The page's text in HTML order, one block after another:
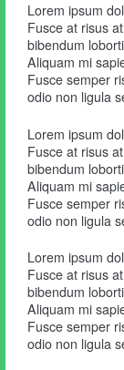
Lorem ipsum
Fusce at risus
bibendum
Aliquam mi
Fusce semper
odio non ligula
Lorem ipsum
Fusce at risus
bibendum
Aliquam mi
Fusce semper
odio non ligula
Lorem ipsum
Fusce at risus
bibendum
Aliquam mi
Fusce semper
odio non ligula